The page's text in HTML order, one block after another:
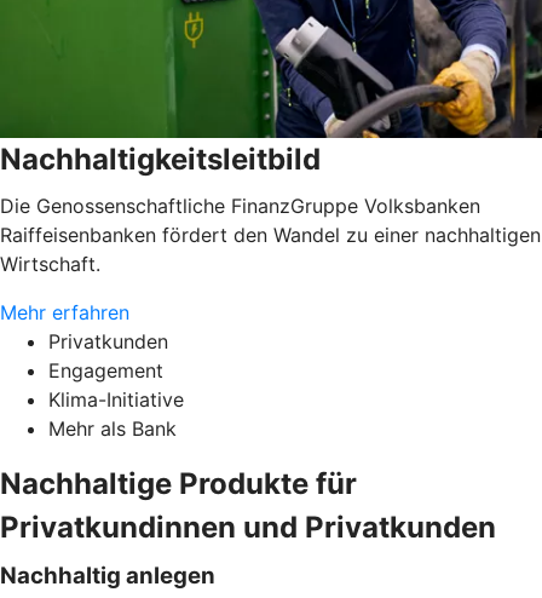
Nachhaltigkeitsleitbild
Die Genossenschaftliche FinanzGruppe Volksbanken
Raiffeisenbanken fördert den Wandel zu einer nachhaltigen
Wirtschaft.
Mehr erfahren
Privatkunden
Engagement
Klima-Initiative
Mehr als Bank
Nachhaltige Produkte für
Privatkundinnen und Privatkunden
Nachhaltig anlegen